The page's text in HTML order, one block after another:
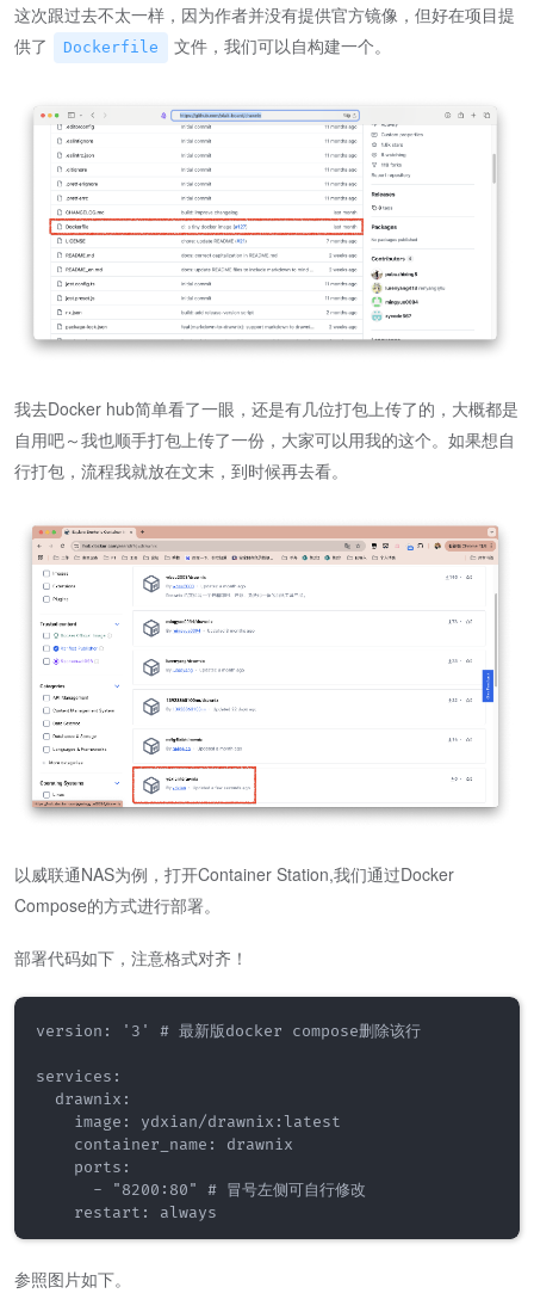
这次跟过去不太一样，因为作者并没有提供官方镜像，但好在项目提
供了
Dockerfile 文件，我们可以自构建一个。
我去Docker hub简单看了一眼，还是有几位打包上传了的，大概都是
自用吧～我也顺手打包上传了一份，大家可以用我的这个。如果想自
行打包，流程我就放在文末，到时候再去看。
以威联通NAS为例，打开Container Station,我们通过Docker
Compose的方式进行部署。
部署代码如下，注意格式对齐！
version: '3' # 最新版docker compose删除该行
services:
  drawnix:
    image: ydxian/drawnix:latest
    container_name: drawnix
    ports:
      - "8200:80" # 冒号左侧可自行修改
参照图片如下。